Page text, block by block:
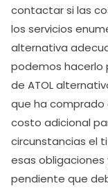
contactar si las
los servicios
alternativa
podemos hacerlo
de ATOL
que ha
costo adicional
circunstancias el
esas
pendiente que